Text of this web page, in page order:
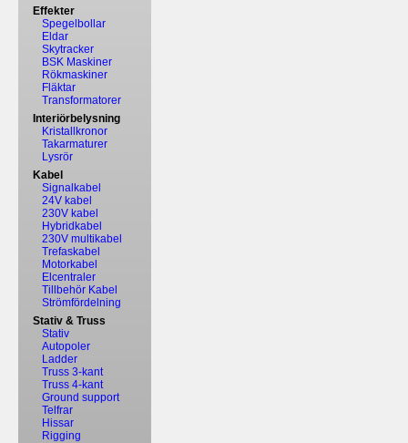
Effekter
Spegelbollar
Eldar
Skytracker
BSK Maskiner
Rökmaskiner
Fläktar
Transformatorer
Interiörbelysning
Kristallkronor
Takarmaturer
Lysrör
Kabel
Signalkabel
24V kabel
230V kabel
Hybridkabel
230V multikabel
Trefaskabel
Motorkabel
Elcentraler
Tillbehör Kabel
Strömfördelning
Stativ & Truss
Stativ
Autopoler
Ladder
Truss 3-kant
Truss 4-kant
Ground support
Telfrar
Hissar
Rigging